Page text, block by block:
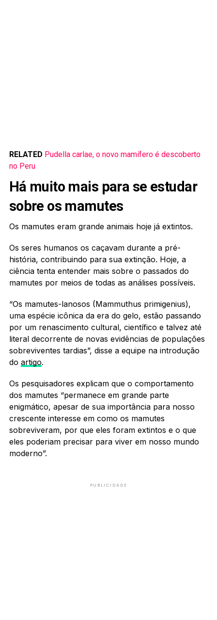
RELATED Pudella carlae, o novo mamífero é descoberto
no Peru
Há muito mais para se estudar
sobre os mamutes
Os mamutes eram grande animais hoje já extintos.
Os seres humanos os caçavam durante a pré-
história, contribuindo para sua extinção. Hoje, a
ciência tenta entender mais sobre o passados do
mamutes por meios de todas as análises possíveis.
“Os mamutes-lanosos (Mammuthus primigenius),
uma espécie icônica da era do gelo, estão passando
por um renascimento cultural, científico e talvez até
literal decorrente de novas evidências de populações
sobreviventes tardias”, disse a equipe na introdução
do artigo.
Os pesquisadores explicam que o comportamento
dos mamutes “permanece em grande parte
enigmático, apesar de sua importância para nosso
crescente interesse em como os mamutes
sobreviveram, por que eles foram extintos e o que
eles poderiam precisar para viver em nosso mundo
moderno”.
PUBLICIDADE